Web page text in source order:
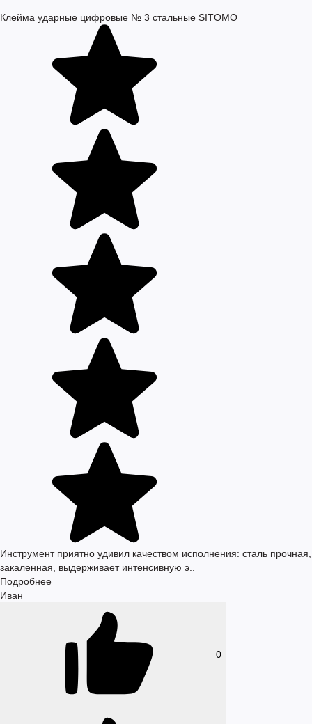
Клейма ударные цифровые № 3 стальные SITOMO
Инструмент приятно удивил качеством исполнения: сталь прочная,
закаленная, выдерживает интенсивную э..
Подробнее
Иван
0